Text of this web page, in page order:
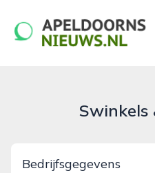
apeldoornsnieuws.nl
Swinkels
Bedrijfsgegevens